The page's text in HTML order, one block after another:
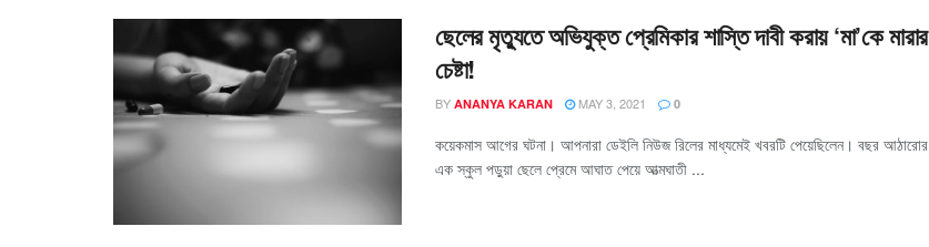
ছেলের মৃত্যুতে অভিযুক্ত প্রেমিকার শাস্তি দাবী করায় ‘মা’কে মারার
চেষ্টা!
BY ANANYA KARAN MAY 3, 2021 0
কয়েকমাস আগের ঘটনা। আপনারা ডেইলি নিউজ রিলের মাধ্যমেই খবরটি পেয়েছিলেন। বছর আঠারোর
এক স্কুল পড়ুয়া ছেলে প্রেমে আঘাত পেয়ে আত্মঘাতী ...